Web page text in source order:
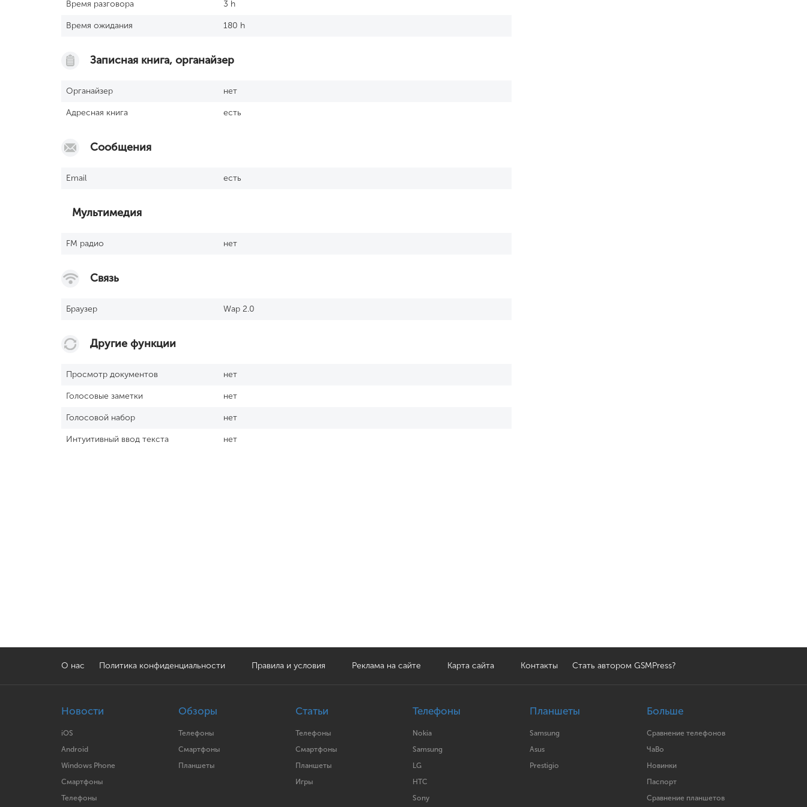
Время разговора 3 h
Время ожидания 180 h
Записная книга, органайзер
Органайзер нет
Адресная книга есть
Сообщения
Email есть
Мультимедия
FM радио нет
Связь
Браузер Wap 2.0
Другие функции
Просмотр документов нет
Голосовые заметки нет
Голосовой набор нет
Интуитивный ввод текста нет
О нас Политика конфиденциальности Правила и условия Реклама на сайте Карта сайта Контакты Стать автором GSMPress?
Новости
iOS
Android
Windows Phone
Смартфоны
Телефоны
Обзоры
Телефоны
Смартфоны
Планшеты
Статьи
Телефоны
Смартфоны
Планшеты
Игры
Телефоны
Nokia
Samsung
LG
HTC
Sony
Планшеты
Samsung
Asus
Prestigio
Больше
Сравнение телефонов
ЧаВо
Новинки
Паспорт
Сравнение планшетов